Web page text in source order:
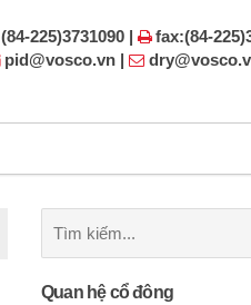
(84-225)3731090 |
fax:(84-
pid@vosco.vn |
kiếm:
Quan hệ cổ đông